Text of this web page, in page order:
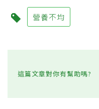
營養不均
這篇文章對你有幫助嗎?